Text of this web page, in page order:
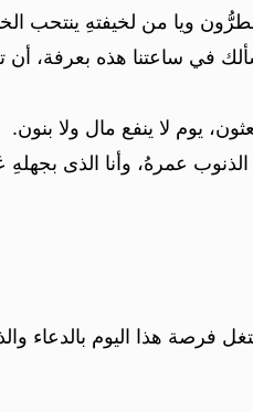
ويا من لخيفتهِ ينتحب
ساعتنا هذه بعرفة، أن تغفر
يوم لا ينفع مال ولا بنون.
الذنوب عمرهُ، وأنا الذى
فرصة هذا اليوم بالدعاء